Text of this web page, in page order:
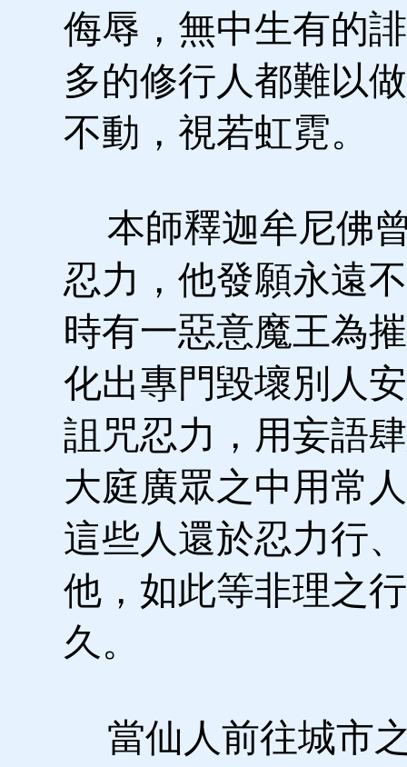
侮辱，無中生有的
多的修行人都難以
不動，視若虹霓。
本師釋迦牟尼佛
忍力，他發願永遠
時有一惡意魔王為
化出專門毀壞別人
詛咒忍力，用妄語
大庭廣眾之中用常
這些人還於忍力行
他，如此等非理之
久。
當仙人前往城市